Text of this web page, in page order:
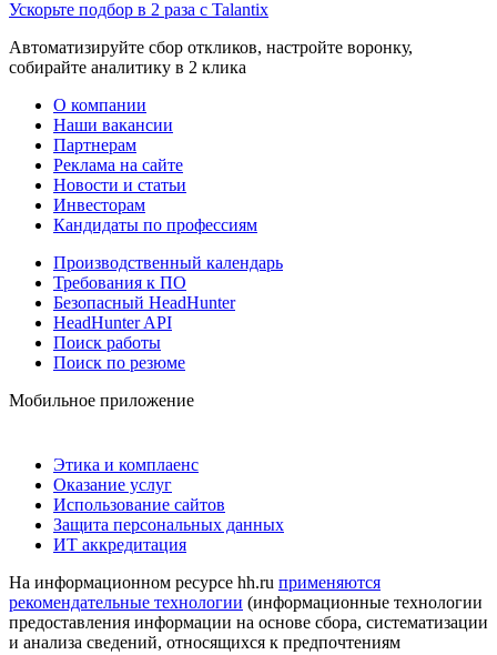
Ускорьте подбор в 2 раза с Talantix
Автоматизируйте сбор откликов, настройте воронку,
собирайте аналитику в 2 клика
О компании
Наши вакансии
Партнерам
Реклама на сайте
Новости и статьи
Инвесторам
Кандидаты по профессиям
Производственный календарь
Требования к ПО
Безопасный HeadHunter
HeadHunter API
Поиск работы
Поиск по резюме
Мобильное приложение
Этика и комплаенс
Оказание услуг
Использование сайтов
Защита персональных данных
ИТ аккредитация
На информационном ресурсе hh.ru применяются
рекомендательные технологии (информационные технологии
предоставления информации на основе сбора, систематизации
и анализа сведений, относящихся к предпочтениям